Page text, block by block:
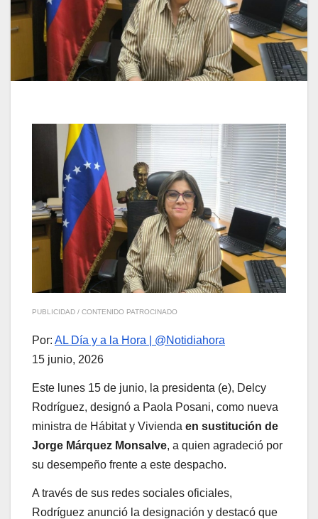
PUBLICIDAD / CONTENIDO PATROCINADO
Por: AL Día y a la Hora | @Notidiahora
15 junio, 2026
Este lunes 15 de junio, la presidenta (e), Delcy
Rodríguez, designó a Paola Posani, como nueva
ministra de Hábitat y Vivienda en sustitución de
Jorge Márquez Monsalve, a quien agradeció por
su desempeño frente a este despacho.
A través de sus redes sociales oficiales,
Rodríguez anunció la designación y destacó que